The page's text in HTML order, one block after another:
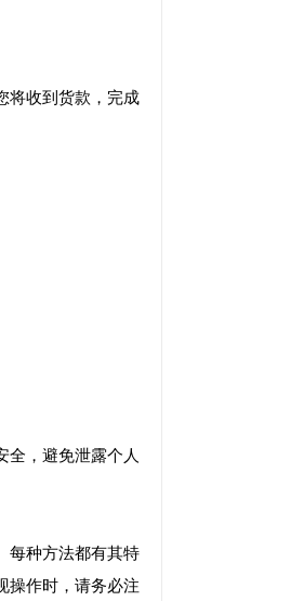
将收到货款，完成
全，避免泄露个人
每种方法都有其特
操作时，请务必注